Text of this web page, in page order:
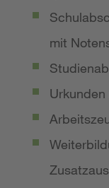
mit
Urkunden